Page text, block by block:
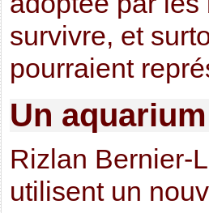
survivre, et
pourraient
Un
Rizlan Bernier-
utilisent un